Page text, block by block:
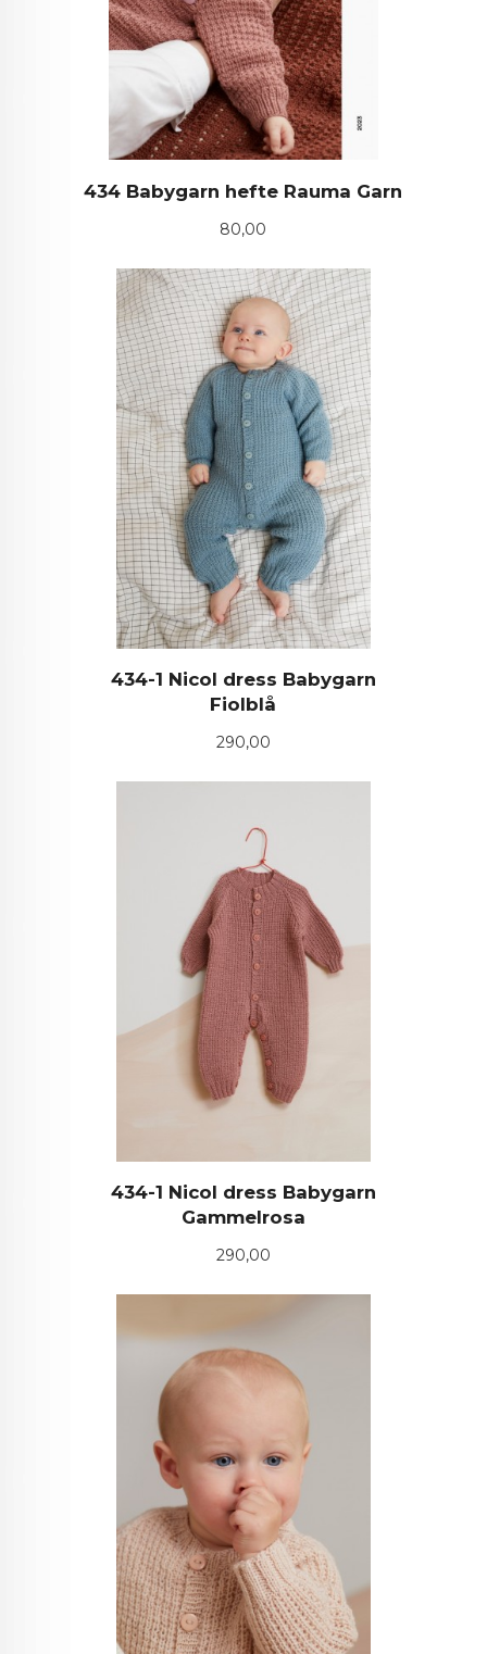
434 Babygarn hefte Rauma Garn
Pris
80,00
434-1 Nicol dress Babygarn
Fiolblå
Pris
290,00
434-1 Nicol dress Babygarn
Gammelrosa
Pris
290,00